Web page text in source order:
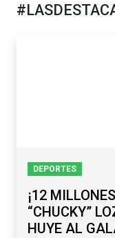
DEPORTES
¡12
“CHUCKY”
HUYE AL